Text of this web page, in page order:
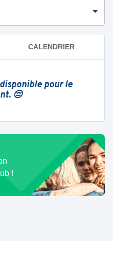
CALENDRIER
pour le
😔
!